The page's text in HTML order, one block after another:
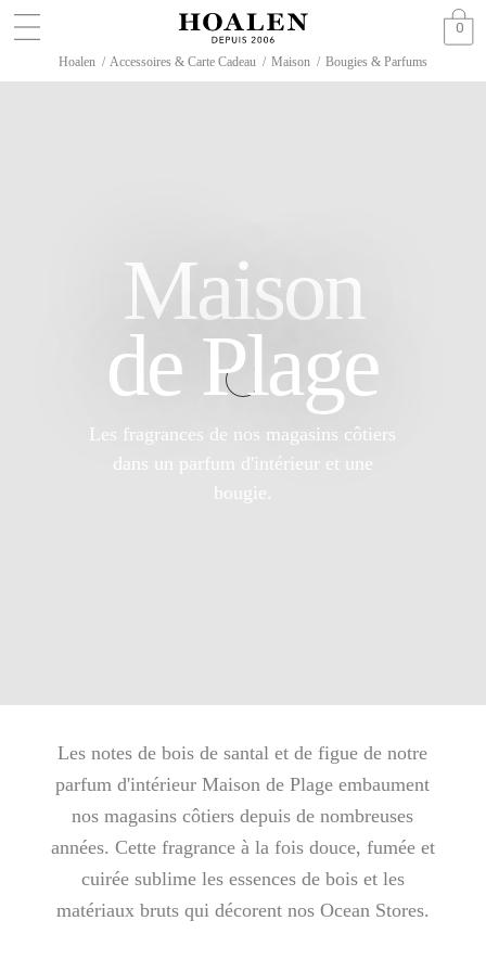
0
Hoalen / Accessoires & Carte Cadeau / Maison / Bougies & Parfums
Maison
de Plage
Les fragrances de nos magasins côtiers
dans un parfum d'intérieur et une
bougie.
Les notes de bois de santal et de figue de notre
parfum d'intérieur Maison de Plage embaument
nos magasins côtiers depuis de nombreuses
années. Cette fragrance à la fois douce, fumée et
cuirée sublime les essences de bois et les
matériaux bruts qui décorent nos Ocean Stores.